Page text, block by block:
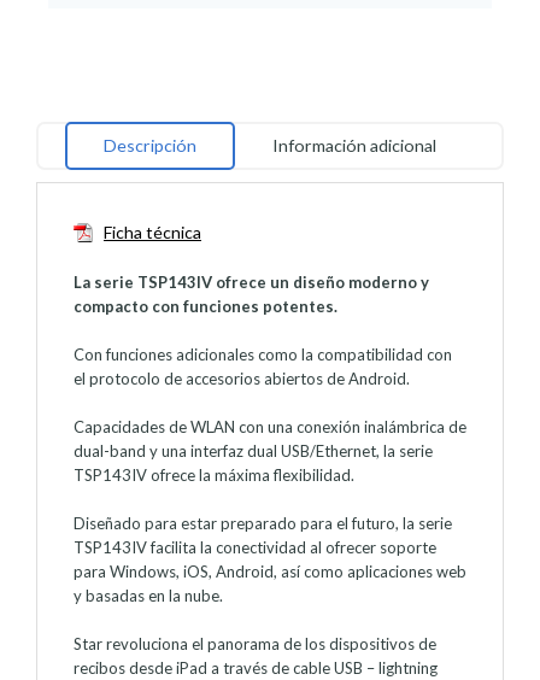
Descripción Información adicional
Ficha técnica
La serie TSP143IV ofrece un diseño moderno y
compacto con funciones potentes.
Con funciones adicionales como la compatibilidad con
el protocolo de accesorios abiertos de Android.
Capacidades de WLAN con una conexión inalámbrica de
dual-band y una interfaz dual USB/Ethernet, la serie
TSP143IV ofrece la máxima flexibilidad.
Diseñado para estar preparado para el futuro, la serie
TSP143IV facilita la conectividad al ofrecer soporte
para Windows, iOS, Android, así como aplicaciones web
y basadas en la nube.
Star revoluciona el panorama de los dispositivos de
recibos desde iPad a través de cable USB – lightning